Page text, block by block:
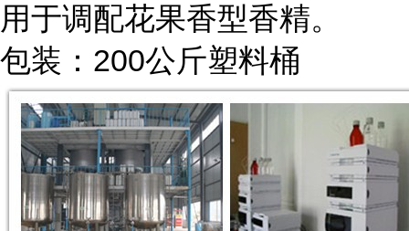
用于调配花果香型香精。
包装：200公斤塑料桶